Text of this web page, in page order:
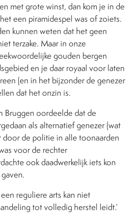
met grote winst, dan kom je in de
een piramidespel was of zoiets.
kunnen weten dat het geen
terzake. Maar in onze
gouden bergen
en je daar royaal voor laten
(en in het bijzonder de genezer
dat het onzin is.
Bruggen oordeelde dat de
als alternatief genezer (wat
door de politie in alle toonaarden
voor de rechter
ook daadwerkelijk iets kon
reguliere arts kan niet
tot volledig herstel leidt.’